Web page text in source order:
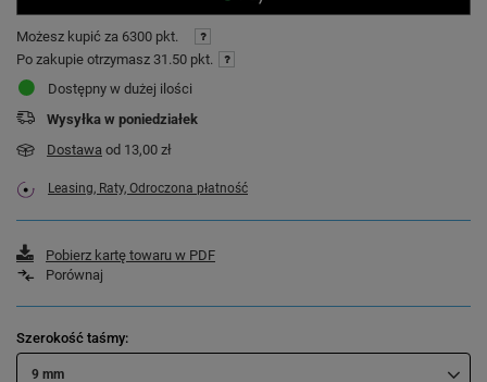
Możesz kupić za 6300 pkt.
Po zakupie otrzymasz 31.50 pkt.
Dostępny w dużej ilości
Wysyłka w poniedziałek
Dostawa od 13,00 zł
Leasing, Raty, Odroczona płatność
Pobierz kartę towaru w PDF
Porównaj
Szerokość taśmy
9 mm